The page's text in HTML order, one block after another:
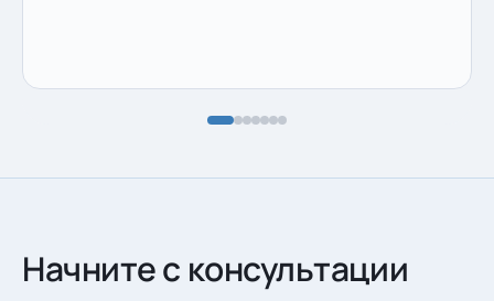
Начните с консультации